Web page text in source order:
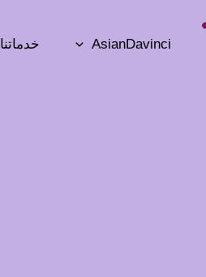
AsianDavinci خدماتنا